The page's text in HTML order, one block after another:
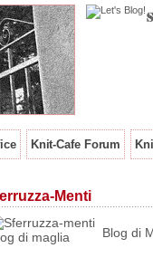
Knit-Cafe Forum
Menti
Blog di